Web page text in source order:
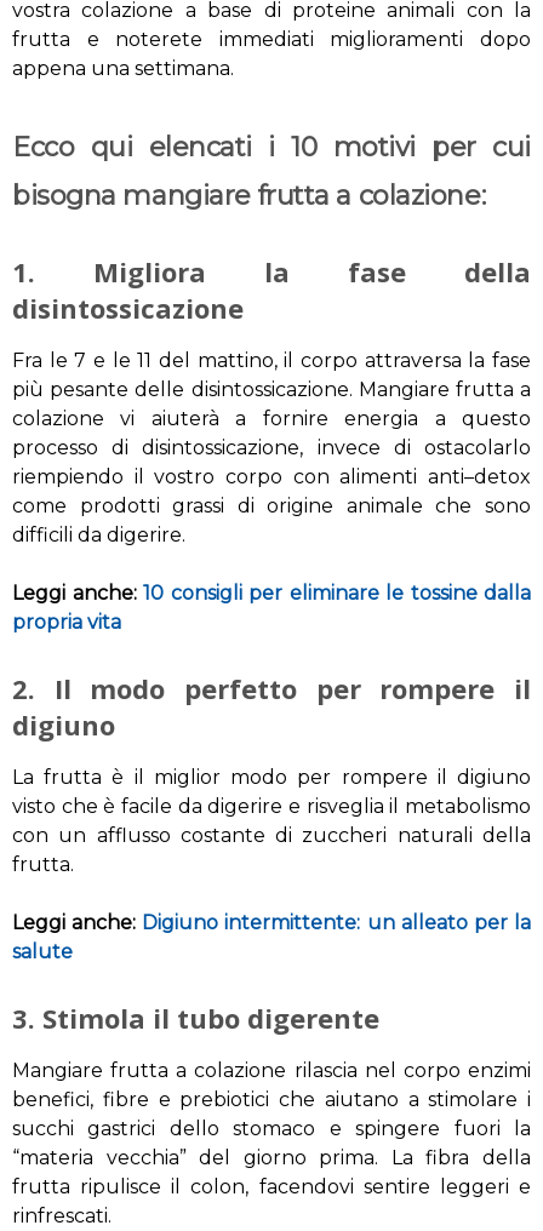
vostra colazione a base di proteine animali con la
frutta
e noterete immediati miglioramentidopo
appena una settimana.
Ecco qui elencati i 10 motivi per cui
bisogna mangiare frutta a colazione:
1. Migliora
la fase della
disintossicazione
Fra le 7 e le 11 del mattino,il corpo attraversa la fase
più pesante delle disintossicazione. Mangiare frutta a
colazione vi aiuterà a fornire energia a questo
processo di disintossicazione, invece di
ostacolarlo
riempiendo il vostro corpo con alimenti anti–detox
come
prodotti grassi di origine animale
che sono
difficili da digerire.
Leggi anche: 10 consigli per eliminare le tossine dalla
propria vita
2. Il modo perfetto per rompere il
digiuno
La frutta è il miglior modo per rompere il digiuno
visto che è facile da digerire e risveglia il metabolismo
con un afflusso costante di zuccheri naturali della
frutta.
Leggi anche: Digiuno intermittente: un alleato per la
salute
3. Stimola il tubo digerente
Mangiare frutta a colazione rilascia nel corpoenzimi
benefici, fibre e prebiotici che aiutano a stimolare i
succhi
gastrici dello stomaco e spingere fuori
la
“materia vecchia” del giorno prima. La fibra della
frutta ripulisce il colon, facendovi sentire leggeri e
rinfrescati.